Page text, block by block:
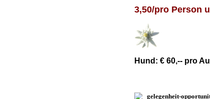
3,50/pro Person
Hund: € 60,-- pro